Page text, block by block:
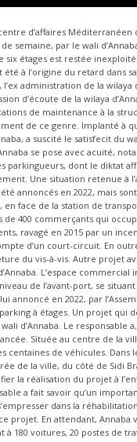
d’affaires Méditerranéen
semaine, par le wali
six étages est restée
à l’origine du retard dans
administration de la wilaya
d’écoute de la wilaya
de maintenance à la
de ce genre. Implanté
a suscité le satisfecit du
se pose avec acuité,
parkingueurs, dont le diktat
Une situation retenue à
annoncés en 2022, mais
face de la station de
de 400 commerçants qui
ravagé en 2015 par un
d’un court-circuit. En
du vis-à-vis. Autre projet
L’espace
de l’avant-port, se
annoncé en 2022, par
à étages. Un projet qui
d’Annaba. Le responsable
Située au centre de la
de véhicules. Dans
de la ville, du côté de Sidi
la réalisation du projet à
a fait savoir qu’un
dans la
projet. En attendant,
à 180 voitures, 20 postes de